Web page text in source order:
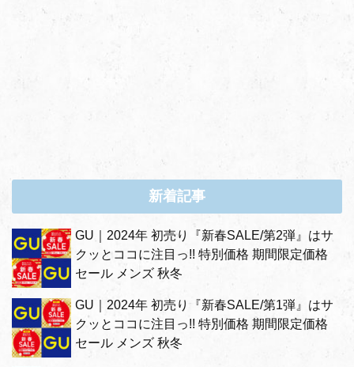
新着記事
GU｜2024年 初売り『新春SALE/第2弾』はサ
クッとココに注目っ!! 特別価格 期間限定価格
セール メンズ 秋冬
GU｜2024年 初売り『新春SALE/第1弾』はサ
クッとココに注目っ!! 特別価格 期間限定価格
セール メンズ 秋冬